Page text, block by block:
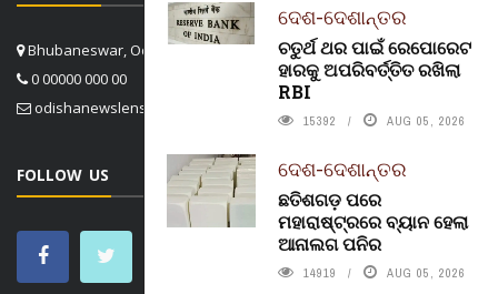
ଦେଶ-ଦେଶାନ୍ତର
ଚତୁର୍ଥ ଥର ପାଇଁ ରେପୋରେଟ
ହାରକୁ ଅପରିବର୍ତ୍ତିତ ରଖିଲା
RBI
15392 AUG 05, 2026
ଦେଶ-ଦେଶାନ୍ତର
ଛତିଶଗଡ଼ ପରେ
ମହାରାଷ୍ଟ୍ରରେ ବ୍ୟାନ ହେଲା
ଆନାଲଗ ପନିର
14919 AUG 05, 2026
Bhubaneswar, Odisha, India
0 00000 000 00
odishanewslens@gmail.com
FOLLOW US